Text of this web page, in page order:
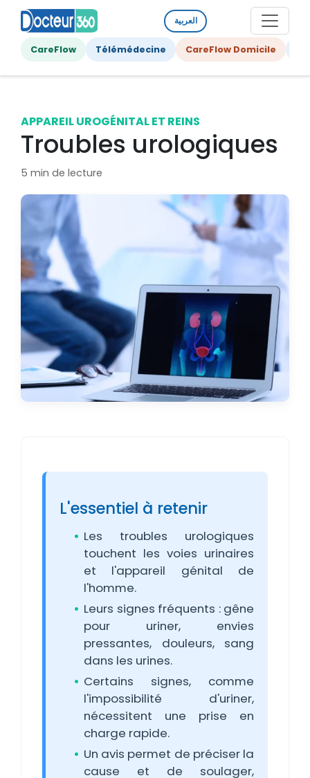
العربية
CareFlow Télémédecine CareFlow Domicile
APPAREIL UROGÉNITAL ET REINS
Troubles urologiques
5 min de lecture
L'essentiel à retenir
Les troubles urologiques
touchent les voies urinaires
et l'appareil génital de
l'homme.
Leurs signes fréquents : gêne
pour uriner, envies
pressantes, douleurs, sang
dans les urines.
Certains signes, comme
l'impossibilité d'uriner,
nécessitent une prise en
charge rapide.
Un avis permet de préciser la
cause et de soulager,